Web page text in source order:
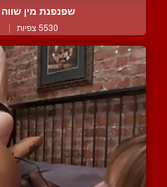
שפנפנת מין
5530 צפיות |